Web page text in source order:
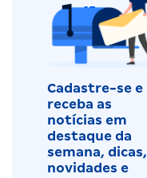
Cadastre-se e
receba as
notícias em
destaque da
semana, dicas,
novidades e